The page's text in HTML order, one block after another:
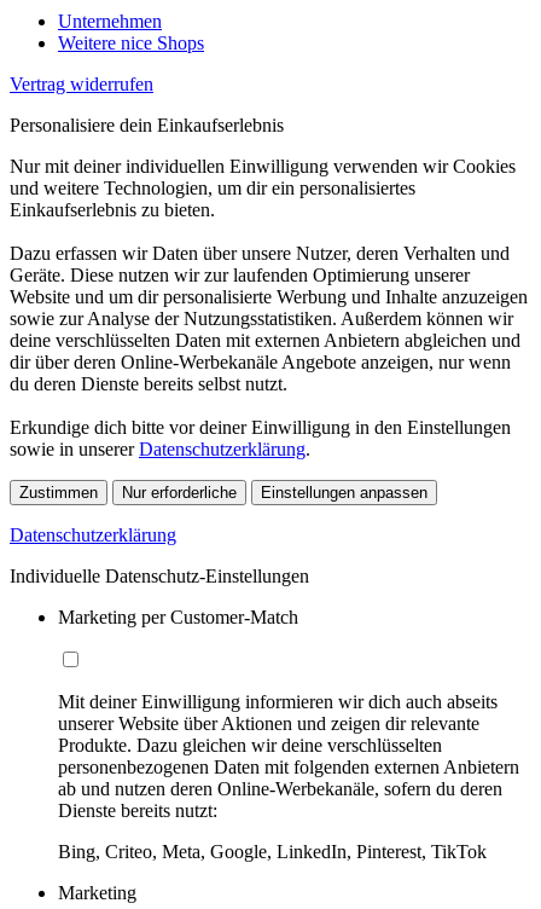
Unternehmen
Weitere nice Shops
Vertrag widerrufen
Personalisiere dein Einkaufserlebnis
Nur mit deiner individuellen Einwilligung verwenden wir Cookies
und weitere Technologien, um dir ein personalisiertes
Einkaufserlebnis zu bieten.
Dazu erfassen wir Daten über unsere Nutzer, deren Verhalten und
Geräte. Diese nutzen wir zur laufenden Optimierung unserer
Website und um dir personalisierte Werbung und Inhalte anzuzeigen
sowie zur Analyse der Nutzungsstatistiken. Außerdem können wir
deine verschlüsselten Daten mit externen Anbietern abgleichen und
dir über deren Online-Werbekanäle Angebote anzeigen, nur wenn
du deren Dienste bereits selbst nutzt.
Erkundige dich bitte vor deiner Einwilligung in den Einstellungen
sowie in unsererDatenschutzerklärung.
Zustimmen Nur erforderliche Einstellungen anpassen
Datenschutzerklärung
Individuelle Datenschutz-Einstellungen
Marketing per Customer-Match
Mit deiner Einwilligung informieren wir dich auch abseits
unserer Website über Aktionen und zeigen dir relevante
Produkte. Dazu gleichen wir deine verschlüsselten
personenbezogenen Daten mit folgenden externen Anbietern
ab und nutzen deren Online-Werbekanäle, sofern du deren
Dienste bereits nutzt:
Bing, Criteo, Meta, Google, LinkedIn, Pinterest, TikTok
Marketing